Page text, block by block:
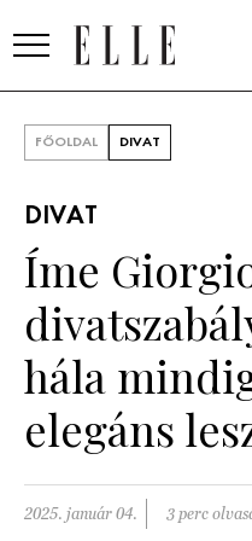
SZÉPSÉG
PSZICHÉ
PÁRKAPCSOLAT
FŐOLDAL DIVAT
DIVAT
Íme
hála
elegáns
2025. január 04. 3 perc